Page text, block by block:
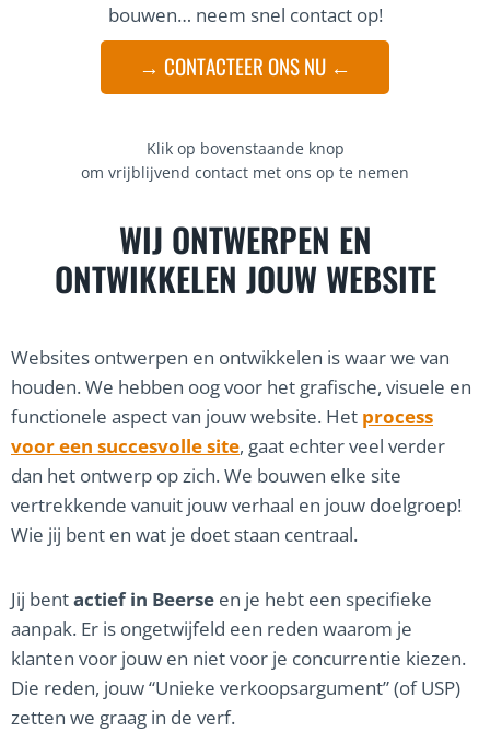
bouwen… neem snel contact op!
→ CONTACTEER ONS NU ←
Klik op bovenstaande knop
om vrijblijvend contact met ons op te nemen
WIJ ONTWERPEN EN
ONTWIKKELEN JOUW WEBSITE
Websites ontwerpen en ontwikkelen is waar we van
houden. We hebben oog voor het grafische, visuele en
functionele aspect van jouw website. Het process
voor een succesvolle site, gaat echter veel verder
dan het ontwerp op zich. We bouwen elke site
vertrekkende vanuit jouw verhaal en jouw doelgroep!
Wie jij bent en wat je doet staan centraal.
Jij bentactief in Beerse en je hebt een specifieke
aanpak. Er is ongetwijfeld een reden waarom je
klanten voor jouw en niet voor je concurrentie kiezen.
Die reden, jouw “Unieke verkoopsargument” (of USP)
zetten we graag in de verf.